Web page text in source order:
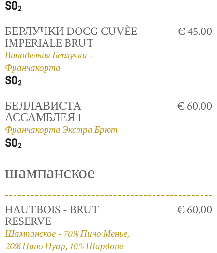
БЕРЛУЧКИ DOCG CUVÈE
IMPERIALE BRUT
Винодельня Берлучки -
Франчакорта
€ 45.00
БЕЛЛАВИСТА
АССАМБЛЕЯ 1
Франчакорта Экстра Брют
€ 60.00
шампанское
HAUTBOIS - BRUT
RESERVE
Шампанское - 70% Пино Менье,
20% Пино Нуар, 10% Шардоне
€ 60.00